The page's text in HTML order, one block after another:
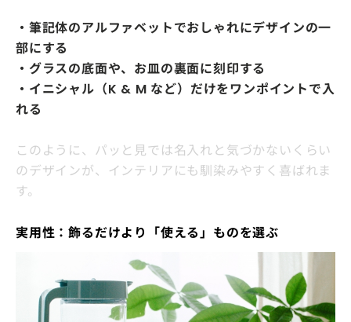
・筆記体のアルファベットでおしゃれにデザインの一
部にする
・グラスの底面や、お皿の裏面に刻印する
・イニシャル（K & M など）だけをワンポイントで入
れる
このように、パッと見では名入れと気づかないくらい
のデザインが、インテリアにも馴染みやすく喜ばれま
す。
実用性：飾るだけより「使える」ものを選ぶ